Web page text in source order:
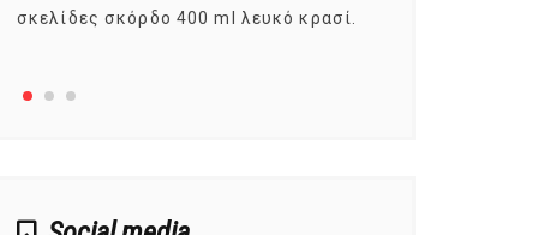
σκελίδες σκόρδο 400 ml λευκό κρασί.